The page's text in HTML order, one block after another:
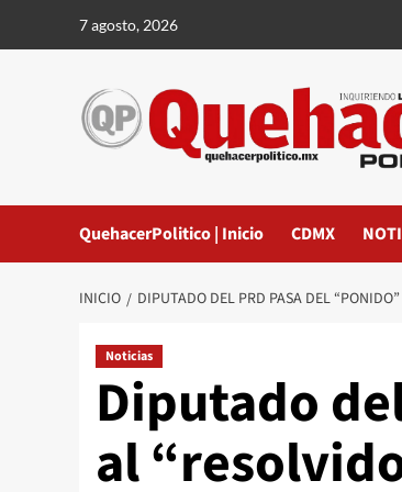
7 agosto, 2026
QuehacerPolitico | Inicio CDMX
INICIO DIPUTADO DEL PRD PASA DEL
Noticias
Diputado
al